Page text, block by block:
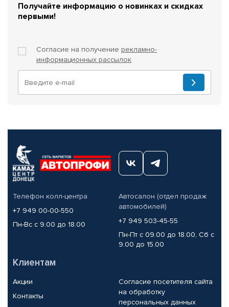
Получайте информацию о новинках и скидках
первыми!
Согласие на получение рекламно-
информационных рассылок
Телефон колл-центра
+7 949 00-00-550
Пн-Вс с 9.00 до 18.00
Автосалон (отдел продаж
автомобилей)
+7 949 503-45-55
Пн-Пт с 09.00 до 18.00, Сб с
9.00 до 15.00
Клиентам
Акции
Контакты
Согласие посетителя сайта
на обработку
персональных данных